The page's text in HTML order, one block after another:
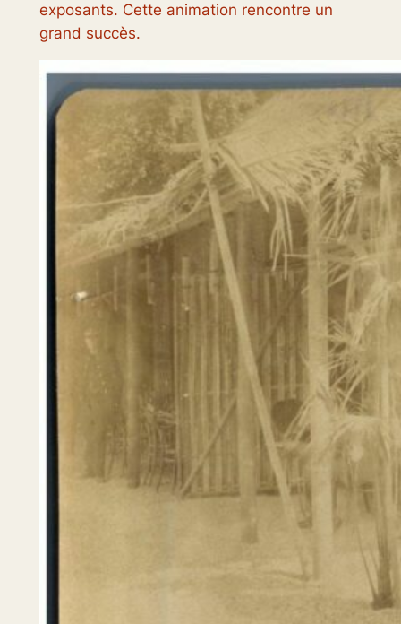
exposants. Cette animation rencontre un
grand succès.